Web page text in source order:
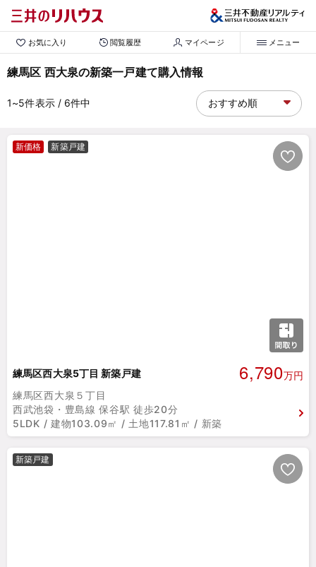
お気に入り 閲覧履歴 マイページ メニュー
練馬区 西大泉の新築一戸建て購入情報
1~5件表示/ 6件中
新価格 新築戸建
練馬区西大泉5丁目 新築戸建 6,790万円
練馬区西大泉５丁目
西武池袋・豊島線 保谷駅 徒歩20分
5LDK / 建物103.09㎡ / 土地117.81㎡ / 新築
新築戸建